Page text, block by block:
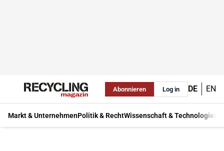
Abonnieren Log in DE EN
Markt & UnternehmenPolitik & RechtWissenschaft & Technologie